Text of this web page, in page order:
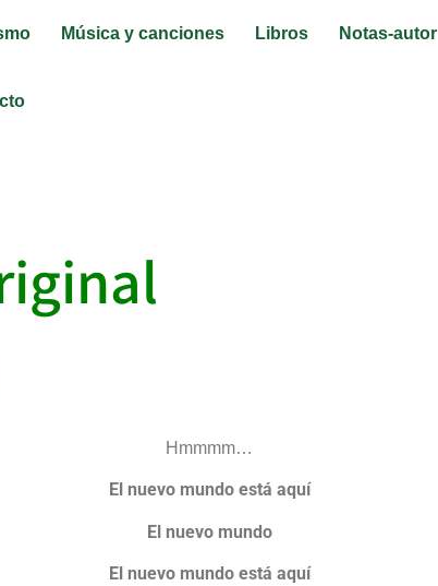
Música y canciones Libros Notas-autor
Hmmmm…
El nuevo mundo está aquí
El nuevo mundo
El nuevo mundo está aquí